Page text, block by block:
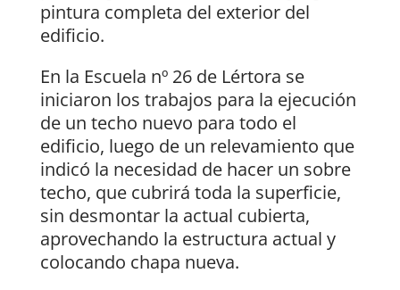
pintura completa del exterior del
edificio.
En la Escuela nº 26 de Lértora se
iniciaron los trabajos para la ejecución
de un techo nuevo para todo el
edificio, luego de un relevamiento que
indicó la necesidad de hacer un sobre
techo, que cubrirá toda la superficie,
sin desmontar la actual cubierta,
aprovechando la estructura actual y
colocando chapa nueva.